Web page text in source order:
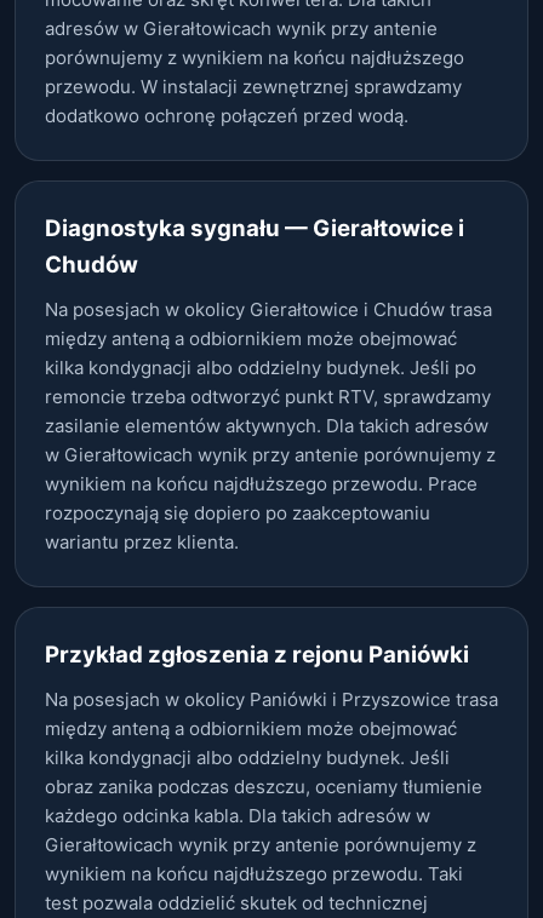
adresów w Gierałtowicach wynik przy antenie
porównujemy z wynikiem na końcu najdłuższego
przewodu. W instalacji zewnętrznej sprawdzamy
dodatkowo ochronę połączeń przed wodą.
Diagnostyka sygnału — Gierałtowice i
Chudów
Na posesjach w okolicy Gierałtowice i Chudów trasa
między anteną a odbiornikiem może obejmować
kilka kondygnacji albo oddzielny budynek. Jeśli po
remoncie trzeba odtworzyć punkt RTV, sprawdzamy
zasilanie elementów aktywnych. Dla takich adresów
w Gierałtowicach wynik przy antenie porównujemy z
wynikiem na końcu najdłuższego przewodu. Prace
rozpoczynają się dopiero po zaakceptowaniu
wariantu przez klienta.
Przykład zgłoszenia z rejonu Paniówki
Na posesjach w okolicy Paniówki i Przyszowice trasa
między anteną a odbiornikiem może obejmować
kilka kondygnacji albo oddzielny budynek. Jeśli
obraz zanika podczas deszczu, oceniamy tłumienie
każdego odcinka kabla. Dla takich adresów w
Gierałtowicach wynik przy antenie porównujemy z
wynikiem na końcu najdłuższego przewodu. Taki
test pozwala oddzielić skutek od technicznej